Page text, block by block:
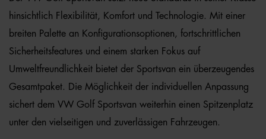
hinsichtlich Flexibilität, Komfort und Technologie. Mit einer
breiten Palette an Konfigurationsoptionen, fortschrittlichen
Sicherheitsfeatures und einem starken Fokus auf
Umweltfreundlichkeit bietet der Sportsvan ein überzeugendes
Gesamtpaket. Die Möglichkeit der individuellen Anpassung
sichert dem VW Golf Sportsvan weiterhin einen Spitzenplatz
unter den vielseitigen und zuverlässigen Fahrzeugen.